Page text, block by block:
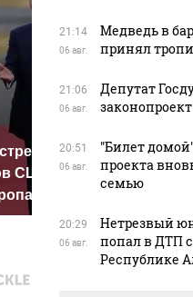
США и
Как
крушение
21:14
06 авг.
Медведь в
принял
21:06
06 авг.
Депутат
20:51
06 авг.
"Билет
проекта
семью
20:29
06 авг.
Нетрезвый
попал в ДТП
Республике